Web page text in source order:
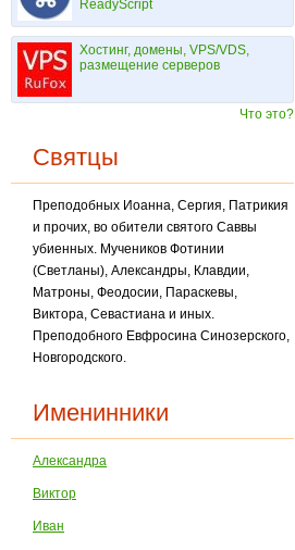
ReadyScript
Хостинг, домены, VPS/VDS,
размещение серверов
Что это?
Святцы
Преподобных Иоанна, Сергия, Патрикия
и прочих, во обители святого Саввы
убиенных. Мучеников Фотинии
(Светланы), Александры, Клавдии,
Матроны, Феодосии, Параскевы,
Виктора, Севастиана и иных.
Преподобного Евфросина Синозерского,
Новгородского.
Именинники
Александра
Виктор
Иван